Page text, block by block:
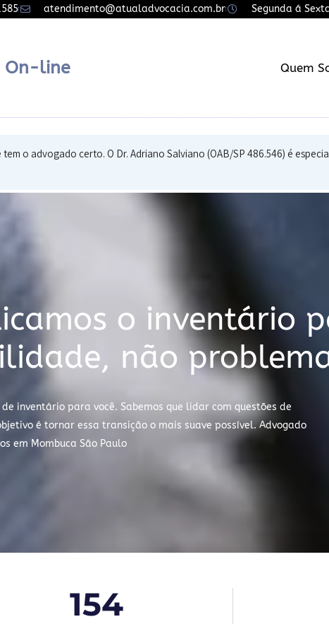
atendimento@atualadvocacia.com.br Segunda á
On-line Quem
o advogado certo. O Dr. Adriano Salviano (OAB/SP 486.546) é
o inventário
não
inventário para você. Sabemos que lidar com questões de
é tornar essa transição o mais suave possível. Advogado
em Mombuca São Paulo
154